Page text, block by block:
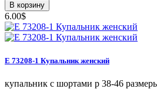
В корзину
6.00$
E 73208-1 Купальник женский
купальник с шортами р 38-46